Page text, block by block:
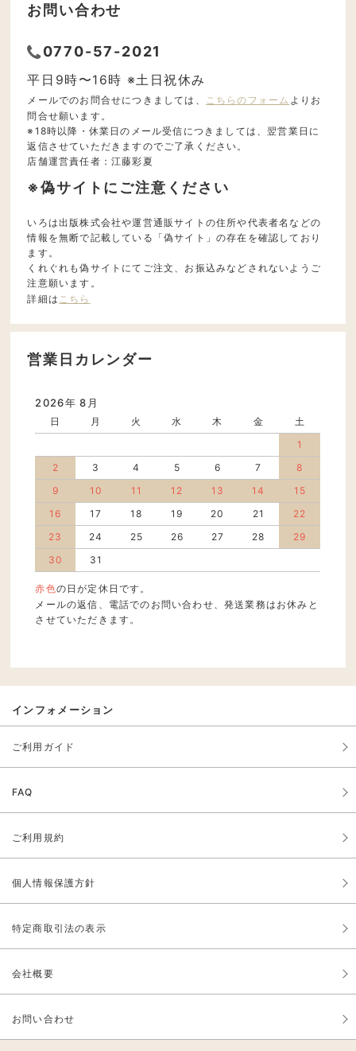
お問い合わせ
0770-57-2021
平日9時〜16時 ※土日祝休み
メールでのお問合せにつきましては、 こちらのフォーム よりお
問合せ願います。
※18時以降・休業日のメール受信につきましては、翌営業日に
返信させていただきますのでご了承ください。
店舗運営責任者：江藤彩夏
※偽サイトにご注意ください
いろは出版株式会社や運営通販サイトの住所や代表者名などの
情報を無断で記載している「偽サイト」の存在を確認しており
ます。
くれぐれも偽サイトにてご注文、お振込みなどされないようご
注意願います。
詳細は こちら
営業日カレンダー
2026年 8月
日 月 火 水 木 金
土
1
2
3 4 5 6 7
8
9
10 11 12 13 14
15
16
17 18 19 20 21
22
23
24 25 26 27 28
29
30
31
赤色の日が定休日です。
メールの返信、電話でのお問い合わせ、発送業務はお休みと
させていただきます。
インフォメーション
ご利用ガイド
FAQ
ご利用規約
個人情報保護方針
特定商取引法の表示
会社概要
お問い合わせ